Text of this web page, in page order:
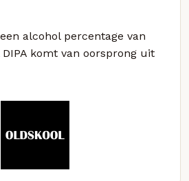
alcohol percentage van
komt van oorsprong uit